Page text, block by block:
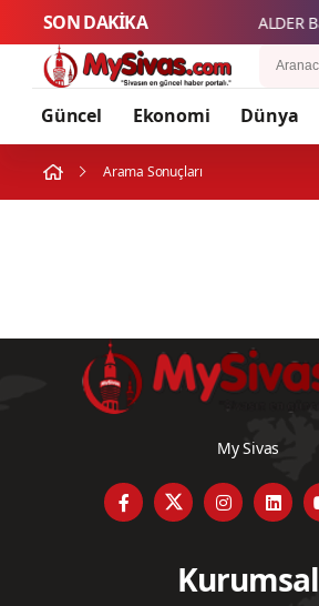
SON DAKİKA ALDER
Güncel Ekonomi Dünya
Arama Sonuçları
My Sivas
Kurumsal